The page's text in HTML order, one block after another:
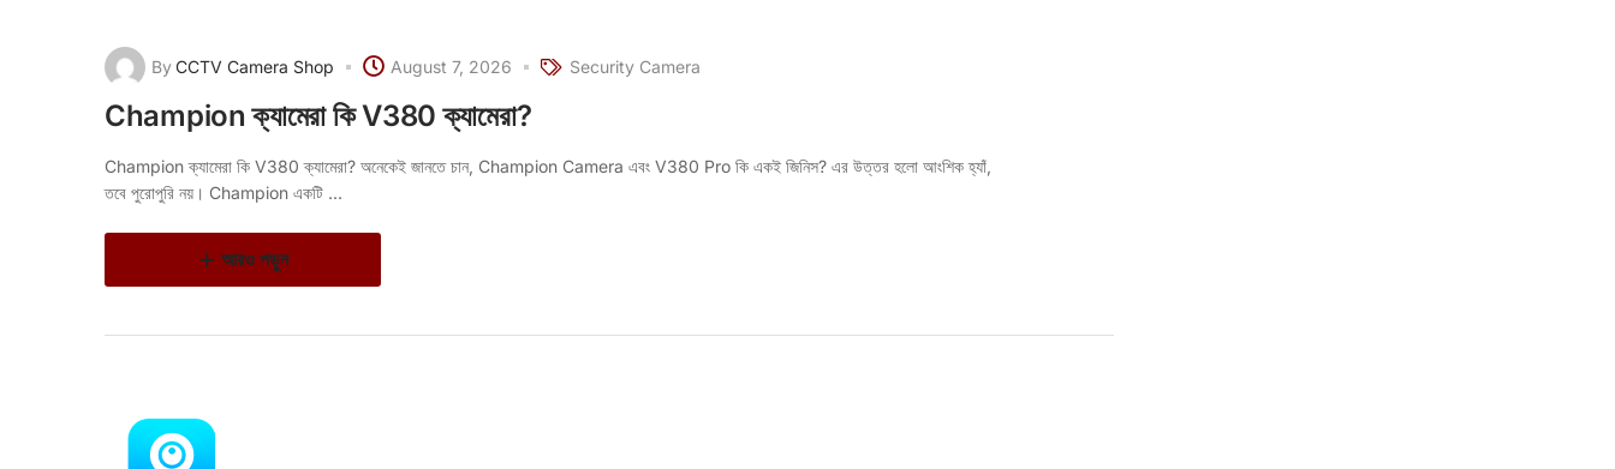
ByCCTV Camera Shop August 7, 2026 Security Camera
Champion ক্যামেরা কি V380 ক্যামেরা?
Champion ক্যামেরা কি V380 ক্যামেরা? অনেকেই জানতে চান, Champion Camera এবং V380 Pro কি একই জিনিস? এর উত্তর হলো আংশিক হ্যাঁ,
তবে পুরোপুরি নয়। Champion একটি ...
আরও পড়ুন